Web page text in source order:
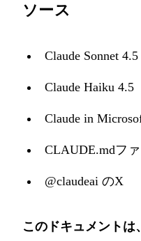
ソース
Claude Sonnet 4.5
Claude Haiku 4.5
Claude in
CLAUDE.mdフ
@claudeai のX
このドキュメント